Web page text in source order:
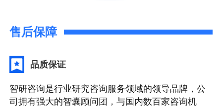
售后保障
品质保证
智研咨询是行业研究咨询服务领域的领导品牌，公
司拥有强大的智囊顾问团，与国内数百家咨询机